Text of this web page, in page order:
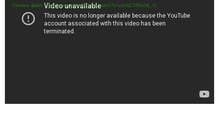
Скачать файл: https://www.youtube.com/watch?v=vyk2jCSSEo0&_=2